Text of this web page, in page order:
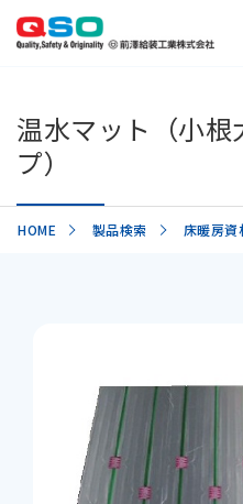
温水マット（小根
プ）
HOME 製品検索 床暖房